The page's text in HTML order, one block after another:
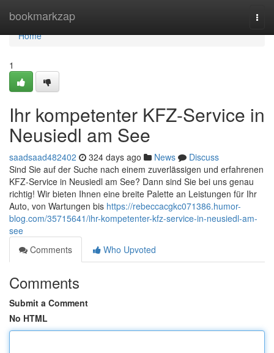
bookmarkzap
Home
Home
1
Ihr kompetenter KFZ-Service in
Neusiedl am See
saadsaad482402 324 days ago News
Discuss
Sind Sie auf der Suche nach einem zuverlässigen und erfahrenen
KFZ-Service in Neusiedl am See? Dann sind Sie bei uns genau
richtig! Wir bieten Ihnen eine breite Palette an Leistungen für Ihr
Auto, von Wartungen bis https://rebeccacgkc071386.humor-
blog.com/35715641/ihr-kompetenter-kfz-service-in-neusiedl-am-
see
Comments
Who Upvoted
Comments
Submit a Comment
No HTML